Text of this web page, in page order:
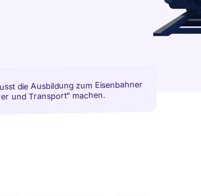
die Ausbildung zum Eisenbahner
und Transport“ machen.